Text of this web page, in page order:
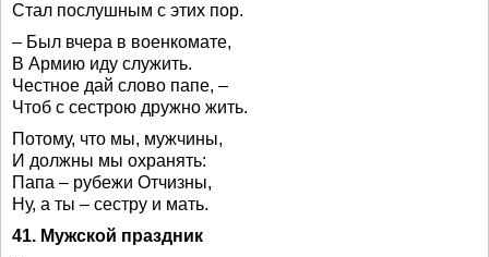
Стал послушным с этих пор.
– Был вчера в военкомате,
В Армию иду служить.
Честное дай слово папе, –
Чтоб с сестрою дружно жить.
Потому, что мы, мужчины,
И должны мы охранять:
Папа – рубежи Отчизны,
Ну, а ты – сестру и мать.
41. Мужской праздник